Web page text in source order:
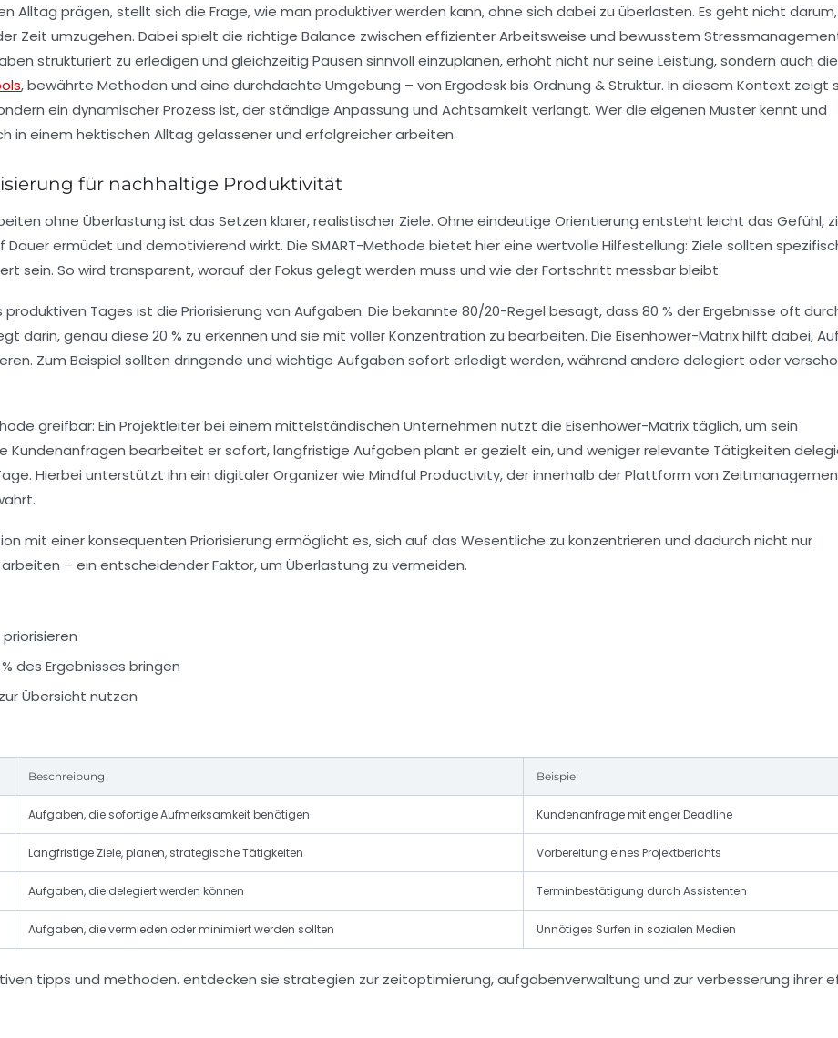
Alltag prägen, stellt sich die Frage, wie man produktiver werden kann, ohne sich dabei zu überlasten. Es geht nicht
Zeit umzugehen. Dabei spielt die richtige Balance zwischen effizienter Arbeitsweise und bewusstem
strukturiert zu erledigen und gleichzeitig Pausen sinnvoll einzuplanen, erhöht nicht nur seine Leistung, sondern auch die
, bewährte Methoden und eine durchdachte Umgebung – von Ergodesk bis Ordnung & Struktur. In diesem Kontext zeigt
ein dynamischer Prozess ist, der ständige Anpassung und Achtsamkeit verlangt. Wer die eigenen Muster kennt und
in einem hektischen Alltag gelassener und erfolgreicher arbeiten.
für nachhaltige Produktivität
ohne Überlastung ist das Setzen klarer, realistischer Ziele. Ohne eindeutige Orientierung entsteht leicht das Gefühl,
ermüdet und demotivierend wirkt. Die SMART-Methode bietet hier eine wertvolle Hilfestellung: Ziele sollten
sein. So wird transparent, worauf der Fokus gelegt werden muss und wie der Fortschritt messbar bleibt.
Tages ist die Priorisierung von Aufgaben. Die bekannte 80/20-Regel besagt, dass 80 % der Ergebnisse oft
darin, genau diese 20 % zu erkennen und sie mit voller Konzentration zu bearbeiten. Die Eisenhower-Matrix hilft dabei,
Zum Beispiel sollten dringende und wichtige Aufgaben sofort erledigt werden, während andere delegiert oder
greifbar: Ein Projektleiter bei einem mittelständischen Unternehmen nutzt die Eisenhower-Matrix täglich, um sein
Kundenanfragen bearbeitet er sofort, langfristige Aufgaben plant er gezielt ein, und weniger relevante Tätigkeiten
Hierbei unterstützt ihn ein digitaler Organizer wie Mindful Productivity, der innerhalb der Plattform von
mit einer konsequenten Priorisierung ermöglicht es, sich auf das Wesentliche zu konzentrieren und dadurch nicht nur
– ein entscheidender Faktor, um Überlastung zu vermeiden.
des Ergebnisses bringen
Übersicht nutzen
Beschreibung Beispiel
Aufgaben, die sofortige Aufmerksamkeit benötigen Kundenanfrage mit enger Deadline
Langfristige Ziele, planen, strategische Tätigkeiten Vorbereitung eines Projektberichts
Aufgaben, die delegiert werden können Terminbestätigung durch Assistenten
Aufgaben, die vermieden oder minimiert werden sollten Unnötiges Surfen in sozialen Medien